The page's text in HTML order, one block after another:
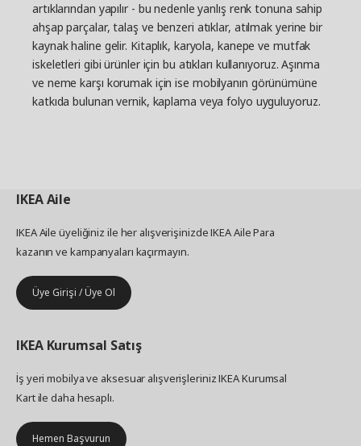
artıklarından yapılır - bu nedenle yanlış renk tonuna sahip
ahşap parçalar, talaş ve benzeri atıklar, atılmak yerine bir
kaynak haline gelir. Kitaplık, karyola, kanepe ve mutfak
iskeletleri gibi ürünler için bu atıkları kullanıyoruz. Aşınma
ve neme karşı korumak için ise mobilyanın görünümüne
katkıda bulunan vernik, kaplama veya folyo uyguluyoruz.
IKEAAile
IKEA Aile üyeliğiniz ile her alışverişinizde IKEA Aile Para
kazanın ve kampanyaları kaçırmayın.
Üye Girişi / Üye Ol
IKEA Kurumsal Satış
İş yeri mobilya ve aksesuar alışverişleriniz IKEA Kurumsal
Kart ile daha hesaplı.
Hemen Başvurun